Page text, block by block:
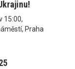
15:00,
Praha